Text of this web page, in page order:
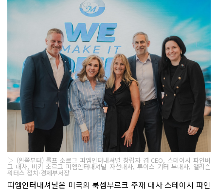
▷ (왼쪽부터) 롤프 소르그 피엠인터내셔널 창립자 겸 CEO, 스테이시 파인버
그 대사, 비키 소르그 피엠인터내셔널 자선대사, 루이스 기터 부대사, 앨리슨
워터스 정치·경제부서장
피엠인터내셔널은 미국의 룩셈부르크 주재 대사 스테이시 파인